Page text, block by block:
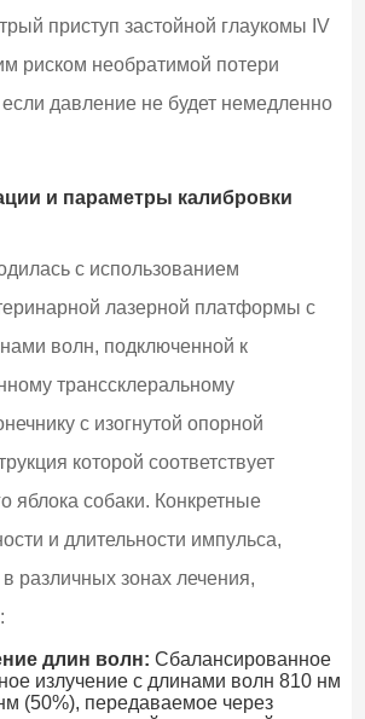
приступ застойной глаукомы IV
риском необратимой потери
давление не будет немедленно
и параметры калибровки
с использованием
лазерной платформы с
волн, подключенной к
транссклеральному
с изогнутой опорной
которой соответствует
яблока собаки. Конкретные
и длительности импульса,
различных зонах лечения,
длин волн: Сбалансированное
излучение с длинами волн 810 нм
(50%), передаваемое через